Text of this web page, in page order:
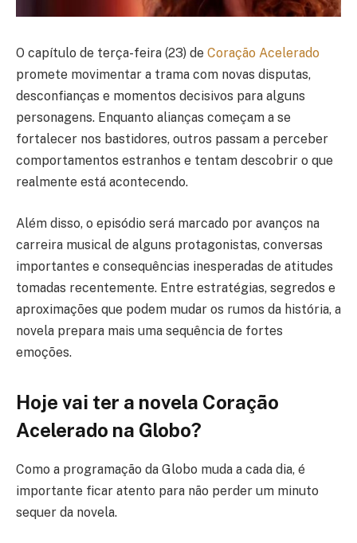
O capítulo de terça-feira (23) de Coração Acelerado
promete movimentar a trama com novas disputas,
desconfianças e momentos decisivos para alguns
personagens. Enquanto alianças começam a se
fortalecer nos bastidores, outros passam a perceber
comportamentos estranhos e tentam descobrir o que
realmente está acontecendo.
Além disso, o episódio será marcado por avanços na
carreira musical de alguns protagonistas, conversas
importantes e consequências inesperadas de atitudes
tomadas recentemente. Entre estratégias, segredos e
aproximações que podem mudar os rumos da história, a
novela prepara mais uma sequência de fortes
emoções.
Hoje vai ter a novela Coração
Acelerado na Globo?
Como a programação da Globo muda a cada dia, é
importante ficar atento para não perder um minuto
sequer da novela.